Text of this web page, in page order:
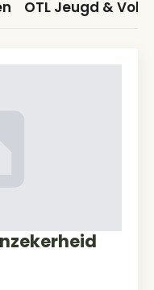
OTL Jeugd &